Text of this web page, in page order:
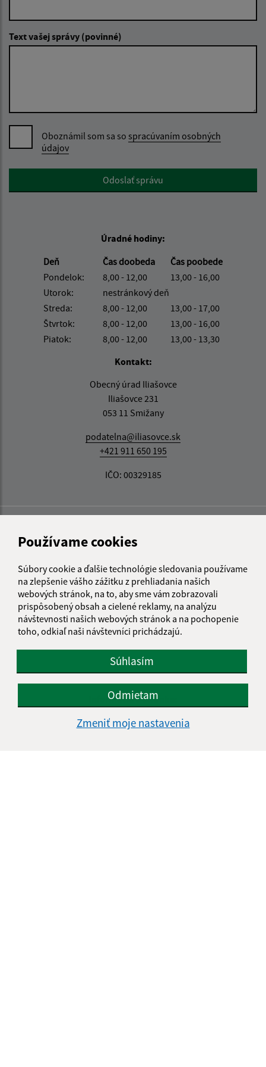
Používame cookies
Súbory cookie a ďalšie technológie sledovania používame
na zlepšenie vášho zážitku z prehliadania našich
webových stránok, na to, aby sme vám zobrazovali
prispôsobený obsah a cielené reklamy, na analýzu
návštevnosti našich webových stránok a na pochopenie
toho, odkiaľ naši návštevníci prichádzajú.
Súhlasím
Odmietam
Zmeniť moje nastavenia
Text vašej správy (povinné)
Oboznámil som sa so spracúvaním osobných
údajov
Google reCaptcha ResponseOdoslať správu
Úradné hodiny:
Deň
Čas doobeda
Čas poobede
Pondelok:
8,00 - 12,00
13,00 - 16,00
Utorok:
nestránkový deň
Streda:
8,00 - 12,00
13,00 - 17,00
Štvrtok:
8,00 - 12,00
13,00 - 16,00
Piatok:
8,00 - 12,00
13,00 - 13,30
Kontakt:
Obecný úrad Iliašovce
Iliašovce 231
053 11 Smižany
podatelna@iliasovce.sk
+421 911 650 195
IČO: 00329185
Informácie o stránke:
Vyhlásenie o prístupnosti